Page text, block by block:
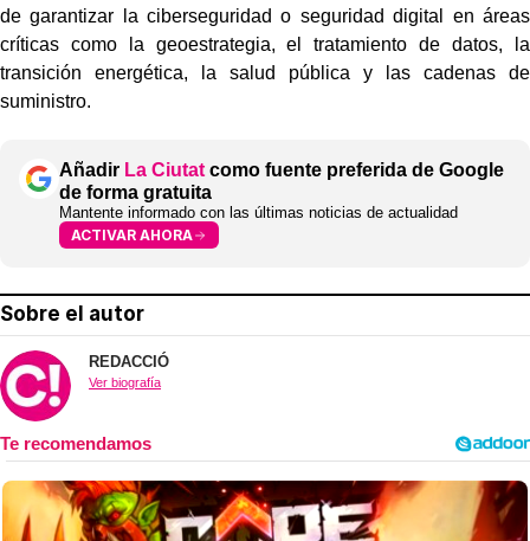
de garantizar la ciberseguridad o seguridad digital en áreas
críticas como la geoestrategia, el tratamiento de datos, la
transición energética, la salud pública y las cadenas de
suministro.
Añadir La Ciutat como fuente preferida de Google
de forma gratuita
Mantente informado con las últimas noticias de actualidad
ACTIVAR AHORA
Sobre el autor
REDACCIÓ
Ver biografía